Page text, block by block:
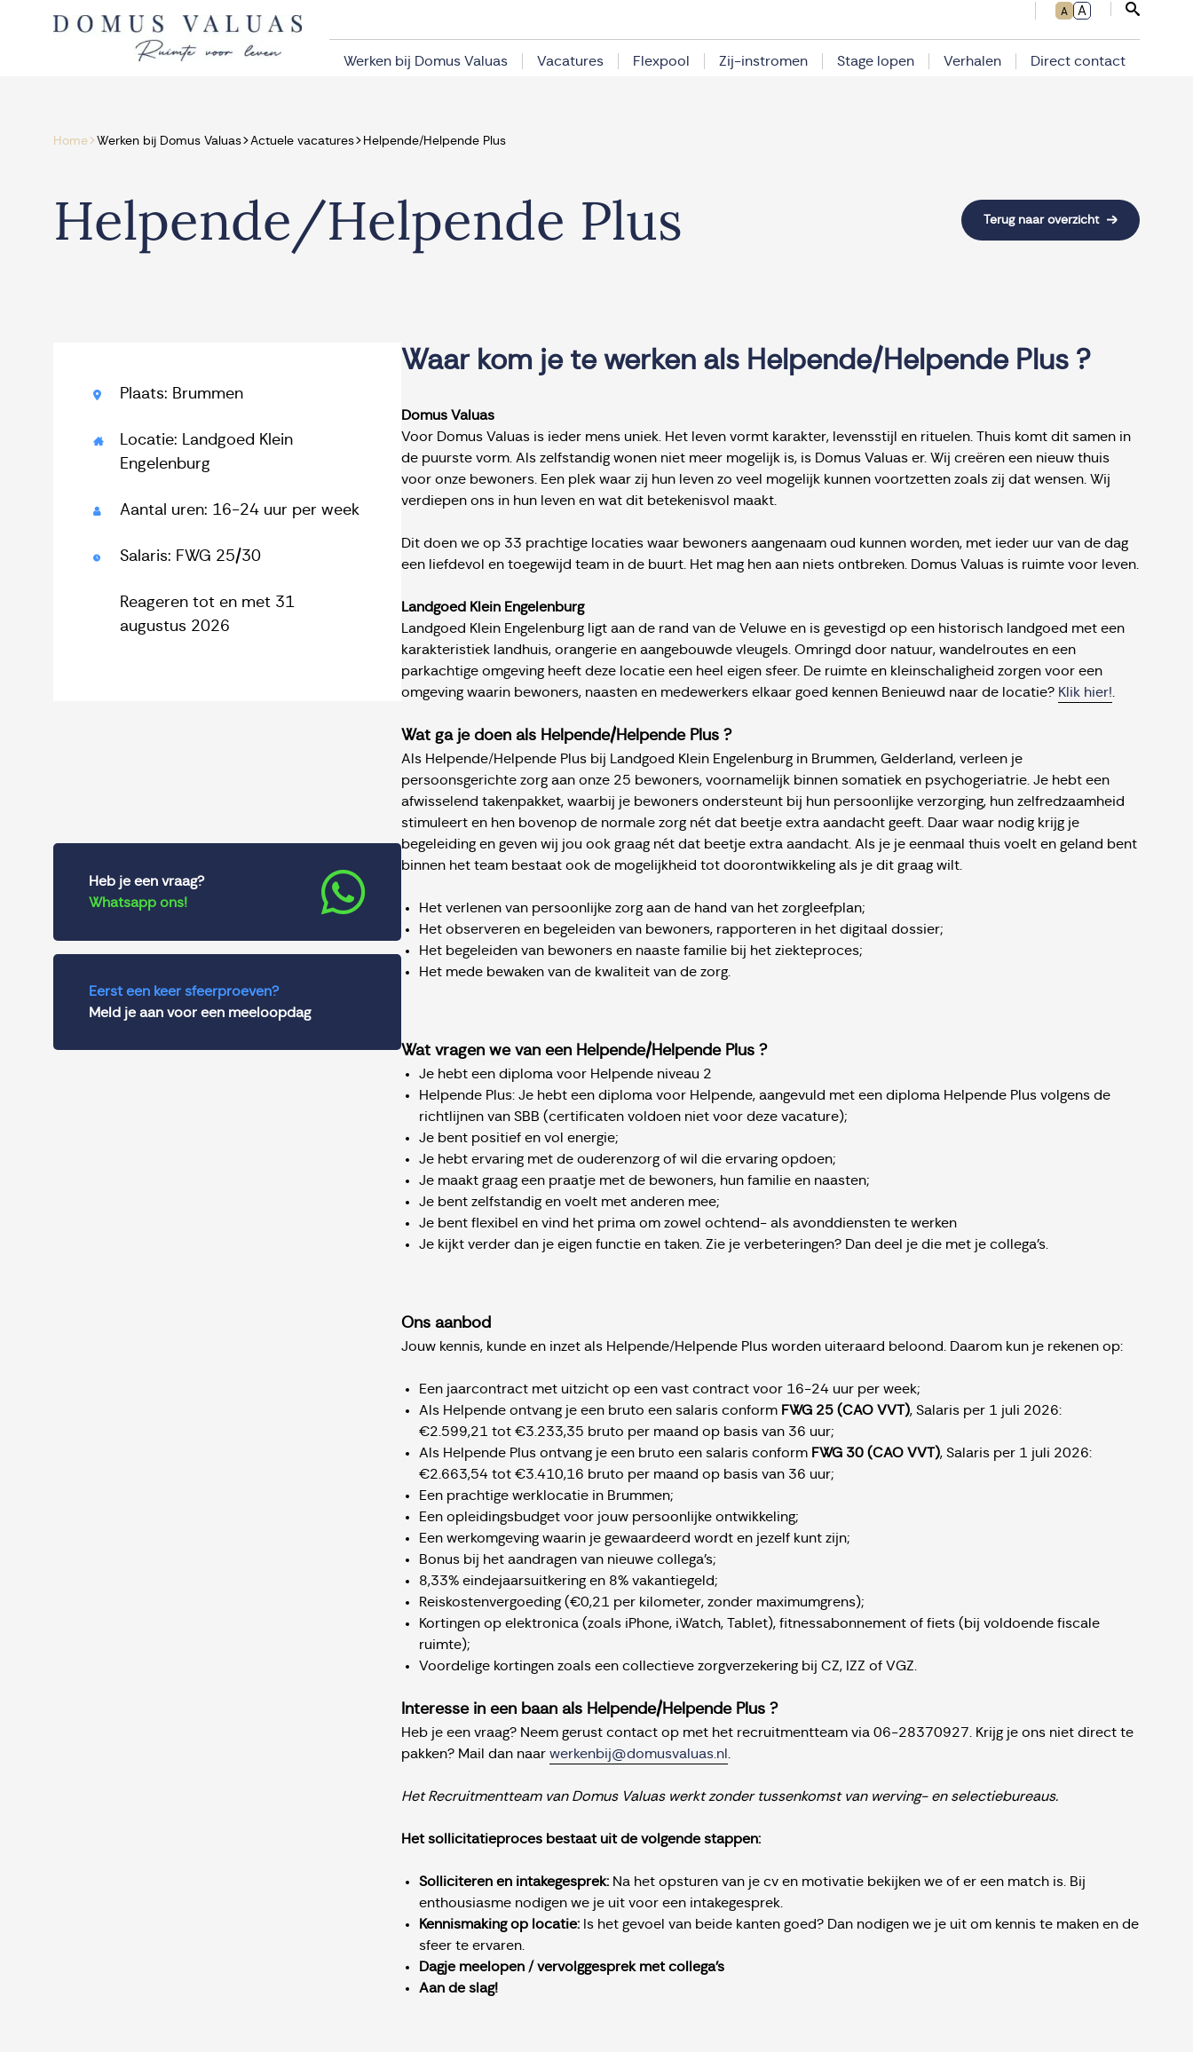
A A
Werken bij Domus Valuas Vacatures Flexpool Zij-instromen Stage lopen Verhalen Direct contact
Home> Werken bij Domus Valuas> Actuele vacatures> Helpende/Helpende Plus
Helpende/Helpende Plus Terug naar overzicht
Plaats: Brummen
Locatie: Landgoed Klein
Engelenburg
Aantal uren: 16-24 uur per week
Salaris: FWG 25/30
Reageren tot en met 31
augustus 2026
Heb je een vraag?
Whatsapp ons!
Eerst een keer sfeerproeven?
Meld je aan voor een meeloopdag
Waar kom je te werken als Helpende/Helpende Plus ?
Domus Valuas
Voor Domus Valuas is ieder mens uniek. Het leven vormt karakter, levensstijl en rituelen. Thuis komt dit samen in
de puurste vorm. Als zelfstandig wonen niet meer mogelijk is, is Domus Valuas er. Wij creëren een nieuw thuis
voor onze bewoners. Een plek waar zij hun leven zo veel mogelijk kunnen voortzetten zoals zij dat wensen. Wij
verdiepen ons in hun leven en wat dit betekenisvol maakt.
Dit doen we op 33 prachtige locaties waar bewoners aangenaam oud kunnen worden, met ieder uur van de dag
een liefdevol en toegewijd team in de buurt. Het mag hen aan niets ontbreken. Domus Valuas is ruimte voor leven.
Landgoed Klein Engelenburg
Landgoed Klein Engelenburg ligt aan de rand van de Veluwe en is gevestigd op een historisch landgoed met een
karakteristiek landhuis, orangerie en aangebouwde vleugels. Omringd door natuur, wandelroutes en een
parkachtige omgeving heeft deze locatie een heel eigen sfeer. De ruimte en kleinschaligheid zorgen voor een
omgeving waarin bewoners, naasten en medewerkers elkaar goed kennen Benieuwd naar de locatie? Klik hier!
Wat ga je doen als Helpende/Helpende Plus ?
Als Helpende/Helpende Plus bij Landgoed Klein Engelenburg in Brummen, Gelderland, verleen je
persoonsgerichte zorg aan onze 25 bewoners, voornamelijk binnen somatiek en psychogeriatrie. Je hebt een
afwisselend takenpakket, waarbij je bewoners ondersteunt bij hun persoonlijke verzorging, hun zelfredzaamheid
stimuleert en hen bovenop de normale zorg nét dat beetje extra aandacht geeft. Daar waar nodig krijg je
begeleiding en geven wij jou ook graag nét dat beetje extra aandacht. Als je je eenmaal thuis voelt en geland bent
binnen het team bestaat ook de mogelijkheid tot doorontwikkeling als je dit graag wilt.
Het verlenen van persoonlijke zorg aan de hand van het zorgleefplan;
Het observeren en begeleiden van bewoners, rapporteren in het digitaal dossier;
Het begeleiden van bewoners en naaste familie bij het ziekteproces;
Het mede bewaken van de kwaliteit van de zorg.
Wat vragen we van een Helpende/Helpende Plus ?
Je hebt een diploma voor Helpende niveau 2
Helpende Plus: Je hebt een diploma voor Helpende, aangevuld met een diploma Helpende Plus volgens de
richtlijnen van SBB (certificaten voldoen niet voor deze vacature);
Je bent positief en vol energie;
Je hebt ervaring met de ouderenzorg of wil die ervaring opdoen;
Je maakt graag een praatje met de bewoners, hun familie en naasten;
Je bent zelfstandig en voelt met anderen mee;
Je bent flexibel en vind het prima om zowel ochtend- als avonddiensten te werken
Je kijkt verder dan je eigen functie en taken. Zie je verbeteringen? Dan deel je die met je collega’s.
Ons aanbod
Jouw kennis, kunde en inzet als Helpende/Helpende Plus worden uiteraard beloond. Daarom kun je rekenen op:
Een jaarcontract met uitzicht op een vast contract voor 16-24 uur per week;
Als Helpende ontvang je een bruto een salaris conform FWG 25 (CAO VVT), Salaris per 1 juli 2026:
€2.599,21 tot €3.233,35 bruto per maand op basis van 36 uur;
Als Helpende Plus ontvang je een bruto een salaris conform FWG 30 (CAO VVT), Salaris per 1 juli 2026:
€2.663,54 tot €3.410,16 bruto per maand op basis van 36 uur;
Een prachtige werklocatie in Brummen;
Een opleidingsbudget voor jouw persoonlijke ontwikkeling;
Een werkomgeving waarin je gewaardeerd wordt en jezelf kunt zijn;
Bonus bij het aandragen van nieuwe collega’s;
8,33% eindejaarsuitkering en 8% vakantiegeld;
Reiskostenvergoeding (€0,21 per kilometer, zonder maximumgrens);
Kortingen op elektronica (zoals iPhone, iWatch, Tablet), fitnessabonnement of fiets (bij voldoende fiscale
ruimte);
Voordelige kortingen zoals een collectieve zorgverzekering bij CZ, IZZ of VGZ.
Interesse in een baan als Helpende/Helpende Plus ?
Heb je een vraag? Neem gerust contact op met het recruitmentteam via 06-28370927. Krijg je ons niet direct te
pakken? Mail dan naar werkenbij@domusvaluas.nl
Het Recruitmentteam van Domus Valuas werkt zonder tussenkomst van werving- en selectiebureaus.
Het sollicitatieproces bestaat uit de volgende stappen:
Solliciteren en intakegesprek:Na het opsturen van je cv en motivatie bekijken we of er een match is. Bij
enthousiasme nodigen we je uit voor een intakegesprek.
Kennismaking op locatie:Is het gevoel van beide kanten goed? Dan nodigen we je uit om kennis te maken en de
sfeer te ervaren.
Dagje meelopen / vervolggesprek met collega's
Aan de slag!